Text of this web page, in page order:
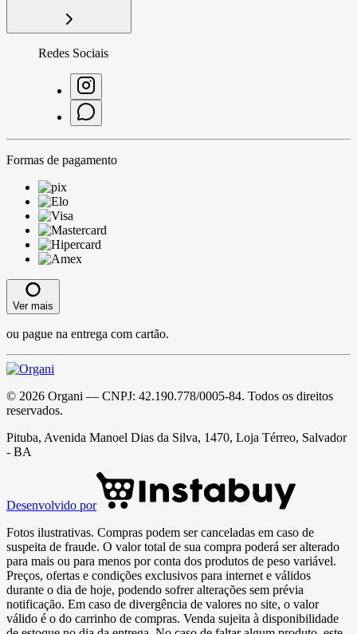
Redes Sociais
Formas de pagamento
Ver mais
ou pague na entrega com cartão.
© 2026 Organi — CNPJ: 42.190.778/0005-84. Todos os direitos
reservados.
Pituba, Avenida Manoel Dias da Silva, 1470, Loja Térreo, Salvador
- BA
Desenvolvido por
Fotos ilustrativas. Compras podem ser canceladas em caso de
suspeita de fraude. O valor total de sua compra poderá ser alterado
para mais ou para menos por conta dos produtos de peso variável.
Preços, ofertas e condições exclusivos para internet e válidos
durante o dia de hoje, podendo sofrer alterações sem prévia
notificação. Em caso de divergência de valores no site, o valor
válido é o do carrinho de compras. Venda sujeita à disponibilidade